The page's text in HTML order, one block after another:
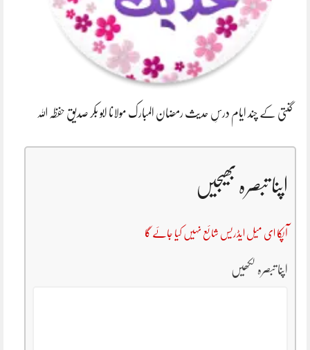
گنتی کے چند ایام درسِ حدیث رمضان المبارک مولانا ابو بکر صدیق حفظہ اللہ
اپنا تبصرہ بھیجیں
آپکا ای میل ایڈریس شائع نہیں کیا جائے گا
اپنا تبصرہ لکھیں